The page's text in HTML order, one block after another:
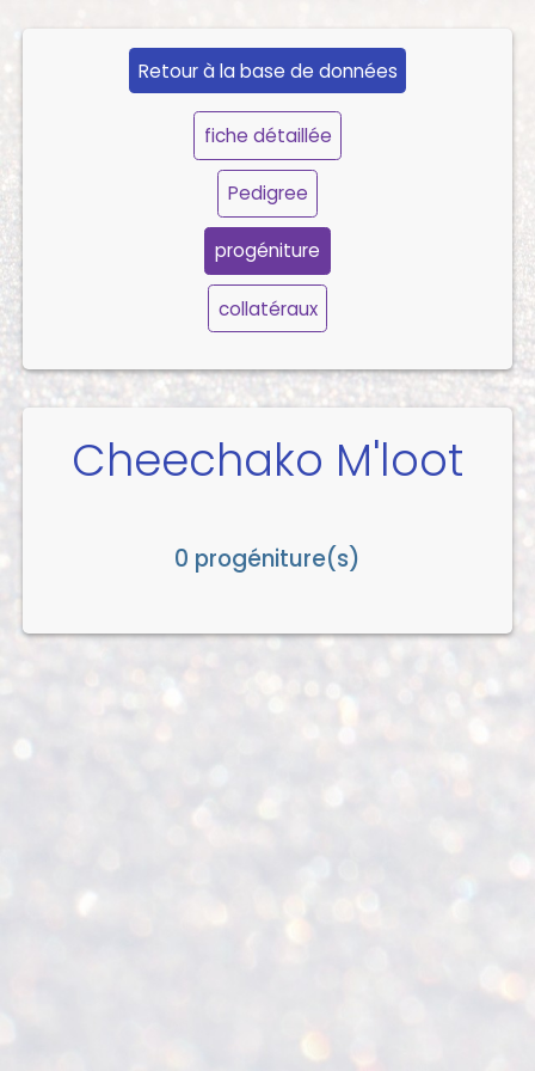
Retour à la base de données
fiche détaillée
Pedigree
progéniture
collatéraux
Cheechako M'loot
0 progéniture(s)